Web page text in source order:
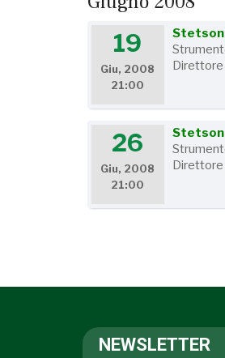
19
Giu, 2008
21:00
Stetson
26
Giu, 2008
21:00
Stetson
NEWSLETTER